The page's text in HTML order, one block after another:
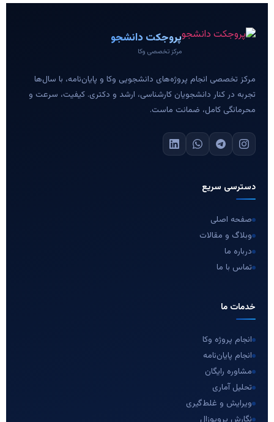
پروجکت دانشجو
مرکز تخصصی وکا
مرکز تخصصی انجام پروژه‌های دانشجویی وکا و پایان‌نامه، با سال‌ها
تجربه در کنار دانشجویان کارشناسی، ارشد و دکتری. کیفیت، سرعت و
محرمانگی کامل، ضمانت ماست.
دسترسی سریع
صفحه اصلی
وبلاگ و مقالات
درباره ما
تماس با ما
خدمات ما
انجام پروژه وکا
انجام پایان‌نامه
مشاوره رایگان
تحلیل آماری
ویرایش و غلط‌گیری